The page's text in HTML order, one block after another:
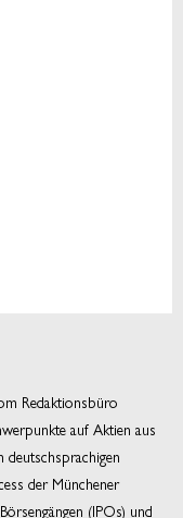
Redaktionsbüro
auf Aktien aus
deutschsprachigen
der Münchener
(IPOs) und